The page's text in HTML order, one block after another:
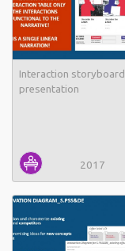
Interaction storyboard
presentation
2017